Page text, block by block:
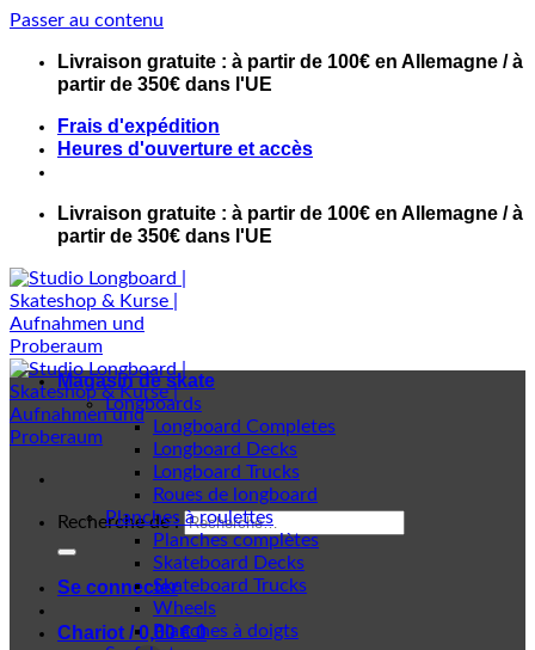
Passer au contenu
Livraison gratuite : à partir de 100€ en Allemagne / à
partir de 350€ dans l'UE
Frais d'expédition
Heures d'ouverture et accès
Livraison gratuite : à partir de 100€ en Allemagne / à
partir de 350€ dans l'UE
Recherche de :
Se connecter
Chariot /0,00€ 0
Magasin de skate
Longboards
Longboard Completes
Longboard Decks
Longboard Trucks
Roues de longboard
Planches à roulettes
Planches complètes
Skateboard Decks
Skateboard Trucks
Wheels
Planches à doigts